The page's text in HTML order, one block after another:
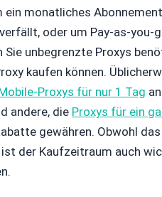
ein monatliches
oder um Pay-as-
Sie unbegrenzte Proxys
kaufen können.
Proxys für nur 1 Tag
andere, die Proxys für ein
gewähren. Obwohl
der Kaufzeitraum auch